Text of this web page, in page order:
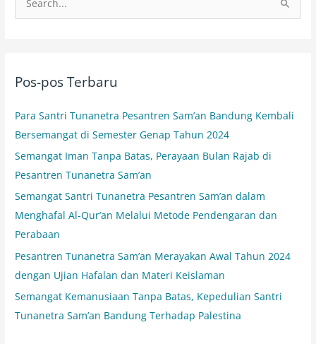
u
t
u
k
:
Pos-pos Terbaru
Para Santri Tunanetra Pesantren Sam’an Bandung Kembali
Bersemangat di Semester Genap Tahun 2024
Semangat Iman Tanpa Batas, Perayaan Bulan Rajab di
Pesantren Tunanetra Sam’an
Semangat Santri Tunanetra Pesantren Sam’an dalam
Menghafal Al-Qur’an Melalui Metode Pendengaran dan
Perabaan
Pesantren Tunanetra Sam’an Merayakan Awal Tahun 2024
dengan Ujian Hafalan dan Materi Keislaman
Semangat Kemanusiaan Tanpa Batas, Kepedulian Santri
Tunanetra Sam’an Bandung Terhadap Palestina